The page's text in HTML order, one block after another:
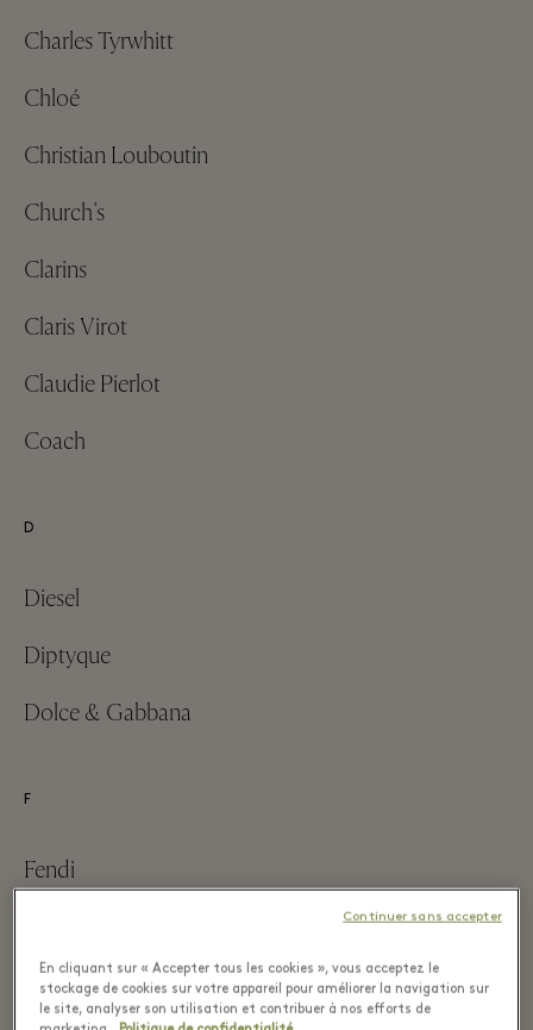
Charles Tyrwhitt
Chloé
Christian Louboutin
Church's
Clarins
Claris Virot
Claudie Pierlot
Coach
D
Diesel
Diptyque
Dolce & Gabbana
F
Fendi
Figaret
En cliquant sur « Accepter tous les cookies », vous acceptez le
stockage de cookies sur votre appareil pour améliorer la navigation sur
le site, analyser son utilisation et contribuer à nos efforts de
Continuer sans accepter